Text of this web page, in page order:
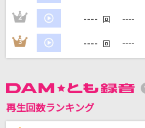
[生音]メイン・テーマ
Pretender
世界が終るまでは…
WANDS
2 ---- 回 ----
3 ---- 回 ----
再生回数ランキング